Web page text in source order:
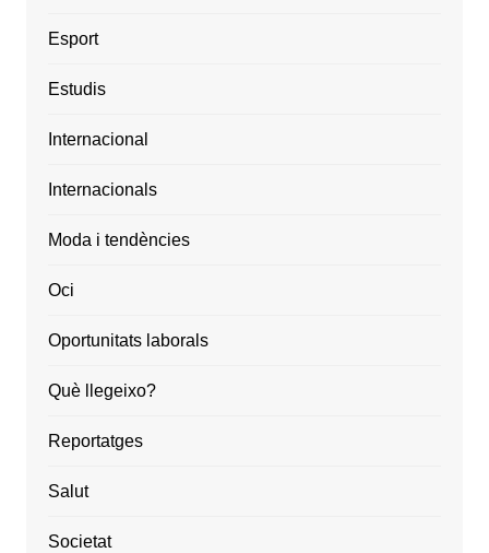
Esport
Estudis
Internacional
Internacionals
Moda i tendències
Oci
Oportunitats laborals
Què llegeixo?
Reportatges
Salut
Societat